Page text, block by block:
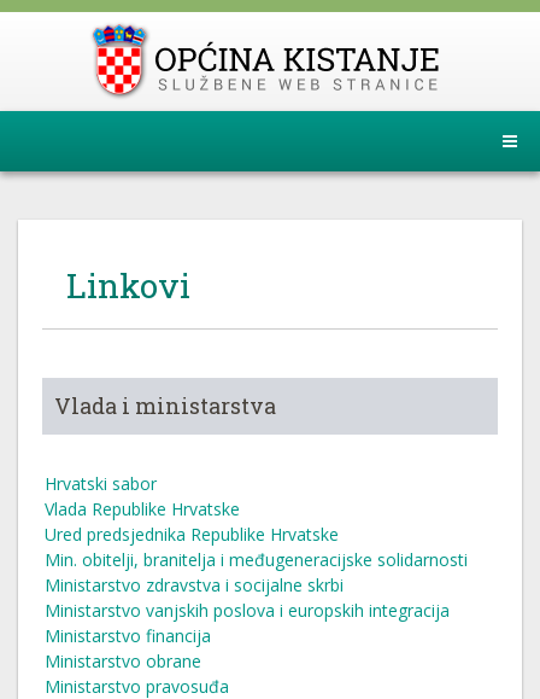
Linkovi
Vlada i ministarstva
Hrvatski sabor
Vlada Republike Hrvatske
Ured predsjednika Republike Hrvatske
Min. obitelji, branitelja i međugeneracijske solidarnosti
Ministarstvo zdravstva i socijalne skrbi
Ministarstvo vanjskih poslova i europskih integracija
Ministarstvo financija
Ministarstvo obrane
Ministarstvo pravosuđa